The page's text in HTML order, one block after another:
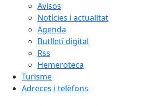
Avisos
Notícies i actualitat
Agenda
Butlletí digital
Rss
Hemeroteca
Turisme
Adreces i telèfons